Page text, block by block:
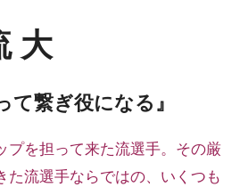
大
て繋ぎ役になる』
プを担って来た流選手。その厳
た流選手ならではの、いくつも